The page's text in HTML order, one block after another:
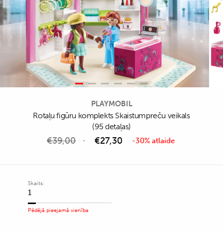
PLAYMOBIL
Rotaļu figūru komplekts Skaistumpreču veikals
(95 detaļas)
€39,00 €27,30 -30% atlaide
Skaits:
Rotaļu
figūru
komplekts
Pēdējā pieejamā vienība